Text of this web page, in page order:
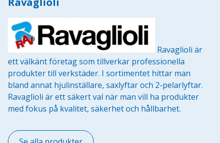
Ravaglioli är
ett välkänt företag som tillverkar professionella
produkter till verkstäder. I sortimentet hittar man
bland annat hjulinställare, saxlyftar och 2-pelarlyftar.
Ravaglioli är ett säkert val när man vill ha produkter
med fokus på kvalitet, säkerhet och hållbarhet.